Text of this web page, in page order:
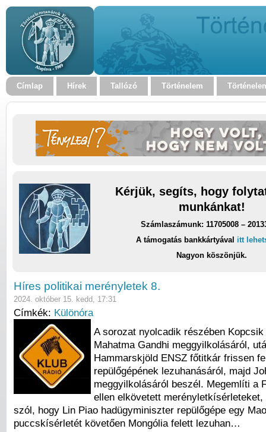
Címlap Hírek Tallózó Történelem
Kérjük, segíts, hogy
munkánkat!
Számlaszámunk: 11705008 –
A támogatás bankkártyával itt
Nagyon köszönjük.
Híres politikai merényletek 8.
2024. október 15. kedd, 17:31
Címkék: Különóra
A sorozat nyolcadik részében
Mahatma Gandhi meggyilkolásáról,
Hammarskjöld ENSZ főtitkár frissen
repülőgépének lezuhanásáról, majd
meggyilkolásáról beszél. Megemlíti a
ellen elkövetett merényletkísérleteket,
szól, hogy Lin Piao hadügyminiszter repülőgépe egy
puccskísérletét követően Mongólia felett lezuhan…